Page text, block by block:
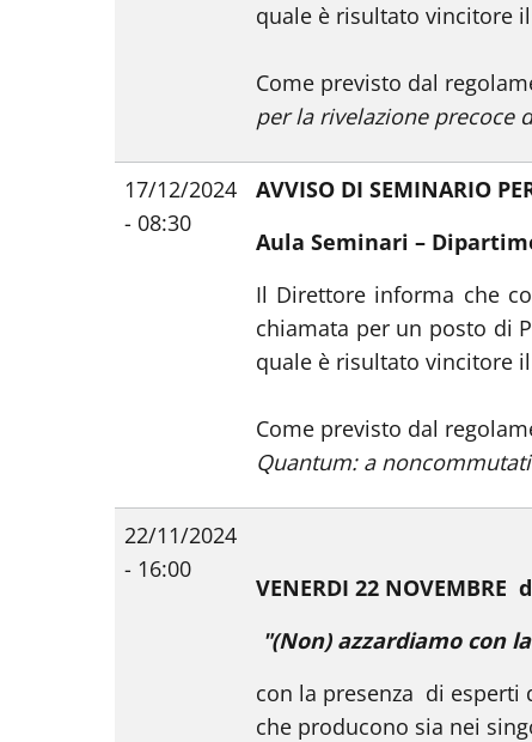
quale è risultato vincitore
Come previsto dal
per la rivelazione precoce
17/12/2024
- 08:30
AVVISO DI SEMINARIO
Aula Seminari –
Il Direttore informa che
chiamata per un posto di
quale è risultato vincitore
Come previsto dal
Quantum: a
22/11/2024
- 16:00
VENERDI 22
"(Non) azzardiamo con
con la presenza di esperti
che producono sia nei